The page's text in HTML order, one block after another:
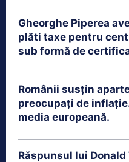
Gheorghe Piperea
plăti taxe pentru
sub formă de
Românii susțin
preocupați de
media europeană.
Răspunsul lui